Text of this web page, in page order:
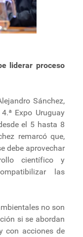
liderar proceso
Sánchez,
Expo Uruguay
el 5 hasta 8
remarcó que,
debe aprovechar
científico y
las
no son
si se abordan
con acciones de